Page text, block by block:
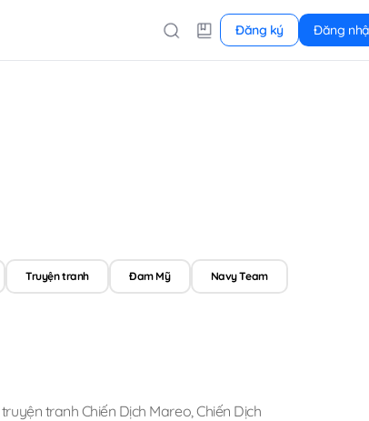
Đăng ký Đăng
Truyện tranh Đam Mỹ Navy Team
truyện tranh Chiến Dịch Mareo,Chiến Dịch